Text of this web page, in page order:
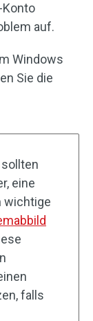
auf.
Windows
Sie die
eine
wichtige
falls